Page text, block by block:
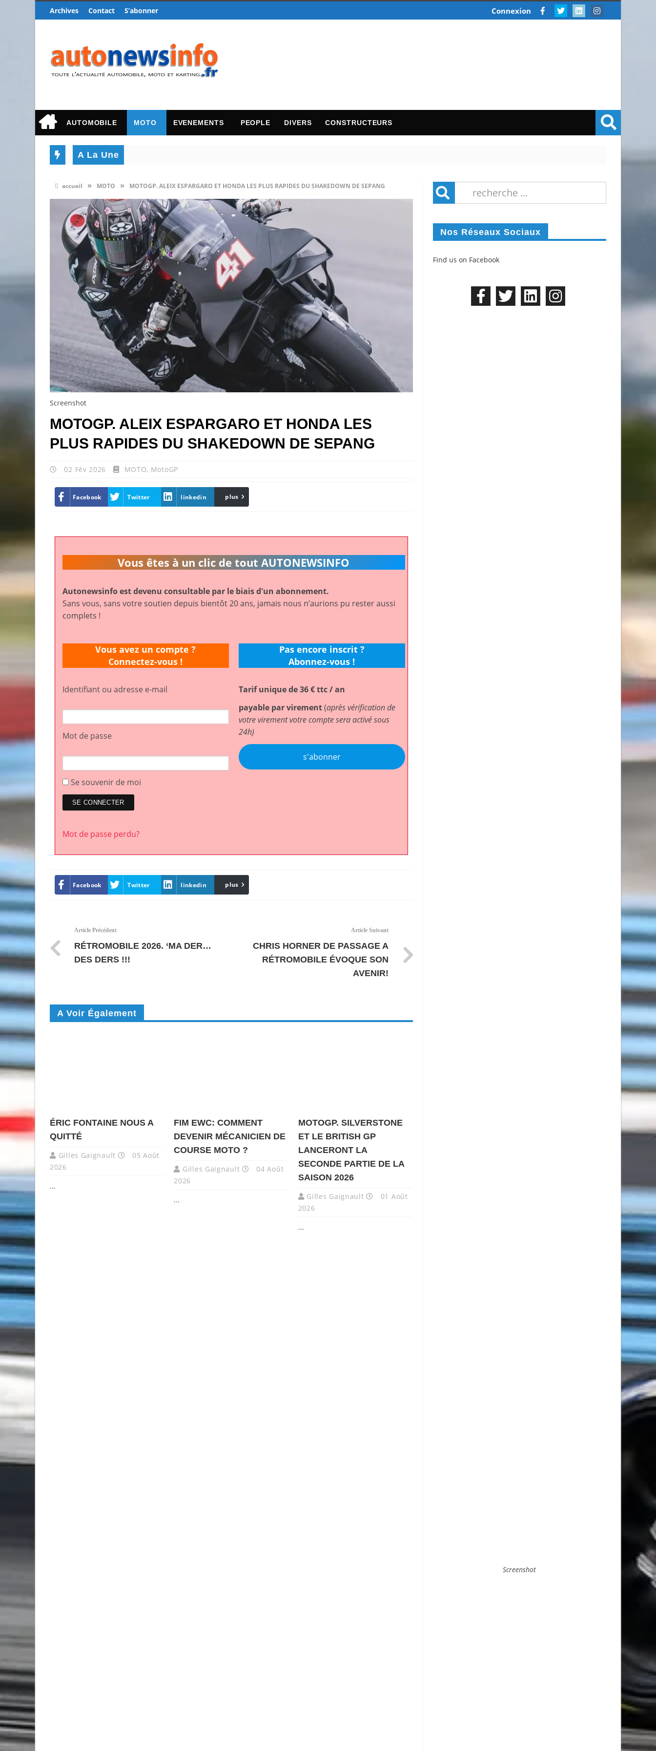
Archives Contact S’abonner Connexion
AUTOMOBILE MOTO EVENEMENTS PEOPLE DIVERS CONSTRUCTEURS
A La Une
accueil » MOTO » MOTOGP. ALEIX ESPARGARO ET HONDA LES PLUS RAPIDES DU SHAKEDOWN DE SEPANG
Screenshot
MOTOGP. ALEIX ESPARGARO ET HONDA LES
PLUS RAPIDES DU SHAKEDOWN DE SEPANG
02 Fév 2026 MOTO, MotoGP
Facebook Twitter linkedin Email
plus
Vous êtes à un clic de tout AUTONEWSINFO
Autonewsinfo est devenu consultable par le biais d'un abonnement.
Sans vous, sans votre soutien depuis bientôt 20 ans, jamais nous n’aurions pu rester aussi
complets !
Vous avez un compte ?
Connectez-vous !
Identifiant ou adresse e-mail
Mot de passe
Se souvenir de moi
Mot de passe perdu?
Pas encore inscrit ?
Abonnez-vous !
Tarif unique de 36 € ttc / an
payable par virement(après vérification de
votre virement votre compte sera activé sous
24h)
s'abonner
Facebook Twitter linkedin Email
plus
Article Précédent
RÉTROMOBILE 2026. ‘MA DER…
DES DERS !!!
Article Suivant
CHRIS HORNER DE PASSAGE A
RÉTROMOBILE ÉVOQUE SON
AVENIR!
A Voir Également
ÉRIC FONTAINE NOUS A
QUITTÉ
Gilles Gaignault
05 Août
2026
...
FIM EWC: COMMENT
DEVENIR MÉCANICIEN DE
COURSE MOTO ?
Gilles Gaignault
04 Août
2026
...
MOTOGP. SILVERSTONE
ET LE BRITISH GP
LANCERONT LA
SECONDE PARTIE DE LA
SAISON 2026
Gilles Gaignault
01 Août
2026
...
Nos Réseaux Sociaux
Find us on Facebook
Screenshot